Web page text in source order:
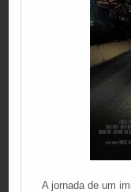
A jornada de um